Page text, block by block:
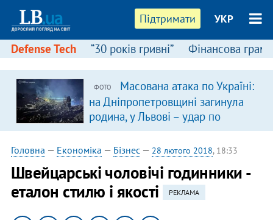
Підтримати УКР
Defense Tech “30 років гривні” Фінансова
ФОТО
Масована атака по Україні:
на Дніпропетровщині загинула
родина, у Львові – удар по
багатоповерхівках
(доповнюється)
Головна — Економіка — Бізнес— 28 лютого 2018, 18:33
Швейцарські чоловічі годинники -
еталон стилю і якості
РЕКЛАМА